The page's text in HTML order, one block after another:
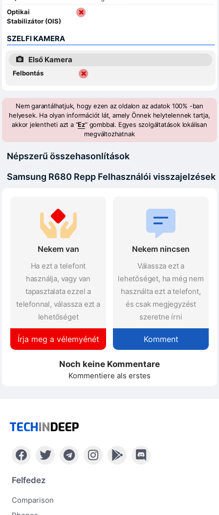
Optikai
Stabilizátor (OIS)
SZELFI KAMERA
Első Kamera
Felbontás
Nem garantálhatjuk, hogy ezen az oldalon az adatok 100% -ban
helyesek. Ha olyan információt lát, amely Önnek helytelennek tartja,
akkor jelentheti azt a "Ez" gombbal. Egyes szolgáltatások lokálisan
megváltozhatnak
Népszerű összehasonlítások
Samsung R680 Repp Felhasználói visszajelzések
Nekem van
Ha ezt a telefont
használja, vagy van
tapasztalata ezzel a
telefonnal, válassza ezt a
lehetőséget
Írja meg a vélemyénét
Nekem nincsen
Válassza ezt a
lehetőséget, ha még nem
használta ezt a telefont,
és csak megjegyzést
szeretne írni
Komment
Noch keine Kommentare
Kommentiere als erstes
TECHINDEEP
Felfedez
Comparison